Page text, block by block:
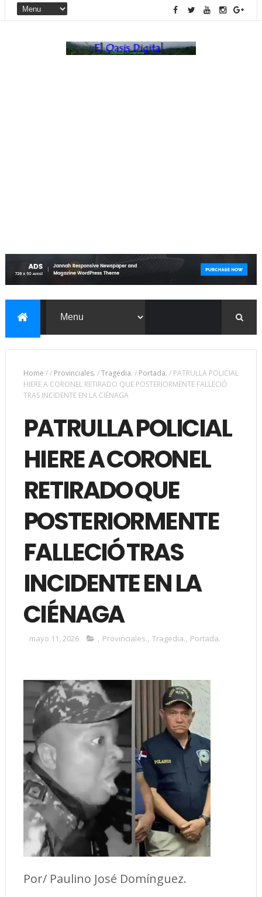
Home // Provinciales. /Tragedia. / Portada. / PATRULLA POLICIAL
HIERE A CORONEL RETIRADO QUE POSTERIORMENTE FALLECIÓ
TRAS INCIDENTE EN LA CIÉNAGA
PATRULLA POLICIAL
HIERE A CORONEL
RETIRADO QUE
POSTERIORMENTE
FALLECIÓ TRAS
INCIDENTE EN LA
CIÉNAGA
mayo 11, 2026 , Provinciales., Tragedia., Portada.
Por/ Paulino José Domínguez.